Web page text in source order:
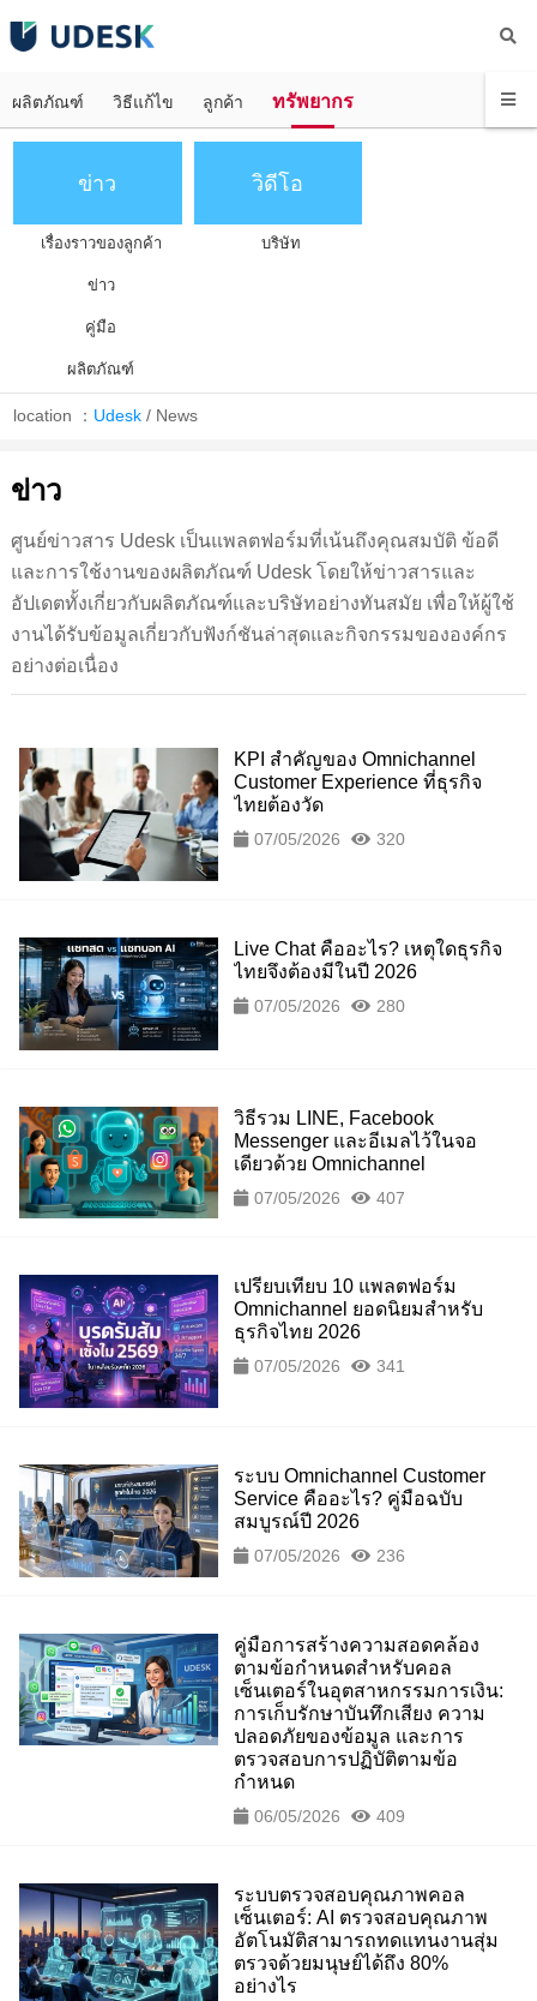
ผลิตภัณฑ์ วิธีแก้ไข ลูกค้า ทรัพยากร
ข่าว
เรื่องราวของลูกค้า
ข่าว
คู่มือ
ผลิตภัณฑ์
วิดีโอ
บริษัท
location ： Udesk / News
ข่าว
ศูนย์ข่าวสาร Udesk เป็นแพลตฟอร์มที่เน้นถึงคุณสมบัติ ข้อดี
และการใช้งานของผลิตภัณฑ์ Udesk โดยให้ข่าวสารและ
อัปเดตทั้งเกี่ยวกับผลิตภัณฑ์และบริษัทอย่างทันสมัย เพื่อให้ผู้ใช้
งานได้รับข้อมูลเกี่ยวกับฟังก์ชันล่าสุดและกิจกรรมขององค์กร
อย่างต่อเนื่อง
KPI สำคัญของ Omnichannel
Customer Experience ที่ธุรกิจ
ไทยต้องวัด
07/05/2026 320
Live Chat คืออะไร? เหตุใดธุรกิจ
ไทยจึงต้องมีในปี 2026
07/05/2026 280
วิธีรวม LINE, Facebook
Messenger และอีเมลไว้ในจอ
เดียวด้วย Omnichannel
07/05/2026 407
เปรียบเทียบ 10 แพลตฟอร์ม
Omnichannel ยอดนิยมสำหรับ
ธุรกิจไทย 2026
07/05/2026 341
ระบบ Omnichannel Customer
Service คืออะไร? คู่มือฉบับ
สมบูรณ์ปี 2026
07/05/2026 236
คู่มือการสร้างความสอดคล้อง
ตามข้อกำหนดสำหรับคอล
เซ็นเตอร์ในอุตสาหกรรมการเงิน:
การเก็บรักษาบันทึกเสียง ความ
ปลอดภัยของข้อมูล และการ
ตรวจสอบการปฏิบัติตามข้อ
กำหนด
06/05/2026 409
ระบบตรวจสอบคุณภาพคอล
เซ็นเตอร์: AI ตรวจสอบคุณภาพ
อัตโนมัติสามารถทดแทนงานสุ่ม
ตรวจด้วยมนุษย์ได้ถึง 80%
อย่างไร